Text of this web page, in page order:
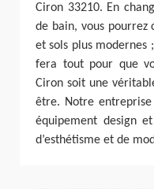
Ciron 33210. En
de bain, vous pourrez
et sols plus modernes
fera tout pour que
Ciron soit une
être. Notre
équipement design
d’esthétisme et de